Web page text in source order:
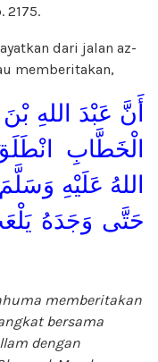
2175.
dari jalan az-
memberitakan,
أَنَّ عَبْدَ اللهِ
الْخَطَّابِ
اللهُ عَلَيْهِ
حَتَّى وَجَدَهُ
memberitakan
bersama
dengan